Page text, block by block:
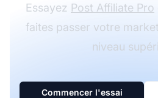
Essayez Post Affiliate Pro
faites passer votre
niveau
Commencer l'essai